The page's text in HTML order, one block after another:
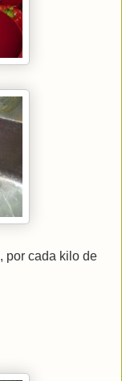
por cada kilo de